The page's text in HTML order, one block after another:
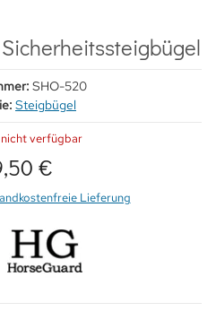
SHO-520
Steigbügel
verfügbar
€
Lieferung